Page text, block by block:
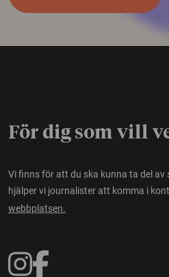
För dig som vill
Vi finns för att du ska kunna ta del
hjälper vi journalister att komma i
webbplatsen.